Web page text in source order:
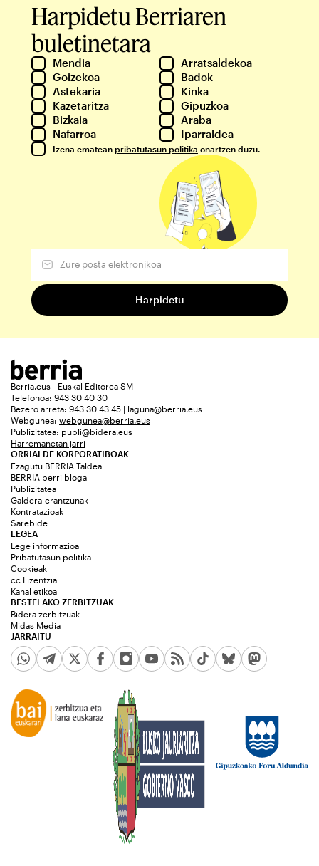
Harpidetu Berriaren
buletinetara
Mendia
Arratsaldekoa
Goizekoa
Badok
Astekaria
Kinka
Kazetaritza
Gipuzkoa
Bizkaia
Araba
Nafarroa
Iparraldea
Izena ematean pribatutasun politika onartzen duzu.
Berria.eus - Euskal Editorea SM
Telefonoa: 943 30 40 30
Bezero arreta: 943 30 43 45 | laguna@berria.eus
Webgunea: webgunea@berria.eus
Publizitatea: publi@bidera.eus
Harremanetan jarri
ORRIALDE KORPORATIBOAK
Ezagutu BERRIA Taldea
BERRIA berri bloga
Publizitatea
Galdera-erantzunak
Kontratazioak
Sarebide
JARRAITU
LEGEA
Lege informazioa
Pribatutasun politika
Cookieak
cc Lizentzia
Kanal etikoa
BESTELAKO ZERBITZUAK
Bidera zerbitzuak
Midas Media